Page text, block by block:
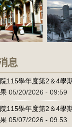
息
115學年度第2＆4學
05/20/2026 - 09:59
115學年度第2＆4學
05/07/2026 - 09:53